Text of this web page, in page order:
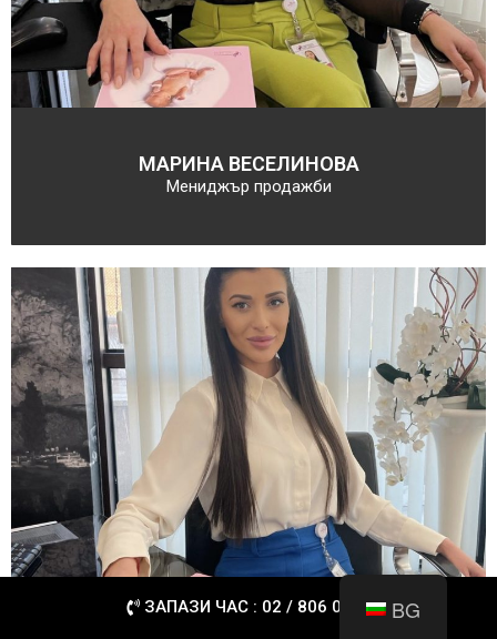
МАРИНА ВЕСЕЛИНОВА
Мениджър продажби
ЗАПАЗИ ЧАС : 02 / 806 0060 BG